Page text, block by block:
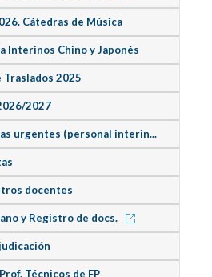
Cátedras de Música
Interinos Chino y Japonés
Traslados 2025
2027
urgentes (personal interin...
docentes
y Registro de docs.
Técnicos de FP